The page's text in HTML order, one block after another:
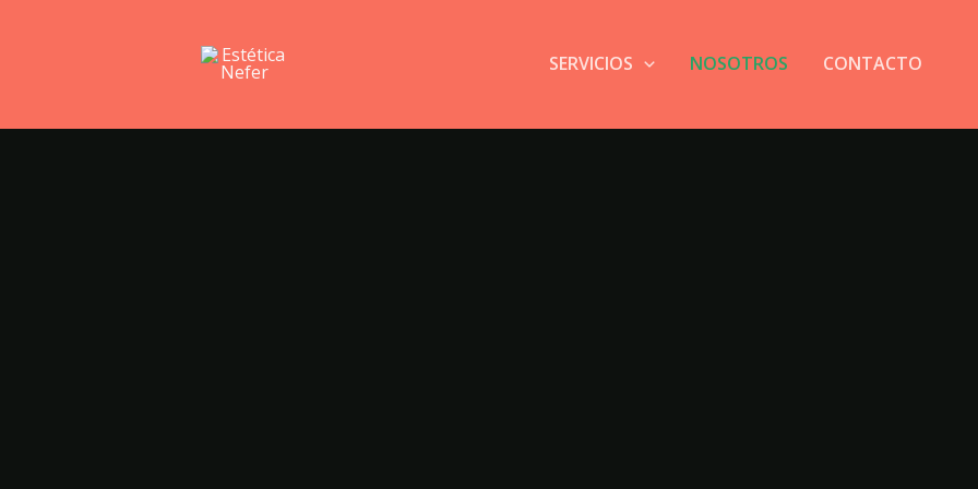
SERVICIOS NOSOTROS CONTACTO